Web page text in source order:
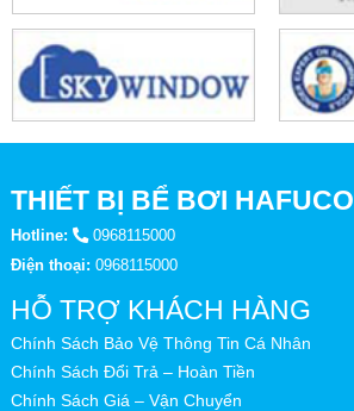
THIẾT BỊ BỂ BƠI HAFUCO
Hotline:
0968115000
Điện thoại: 0968115000
HỖ TRỢ KHÁCH HÀNG
Chính Sách Bảo Vệ Thông Tin Cá Nhân
Chính Sách Đổi Trả – Hoàn Tiền
Chính Sách Giá – Vận Chuyển